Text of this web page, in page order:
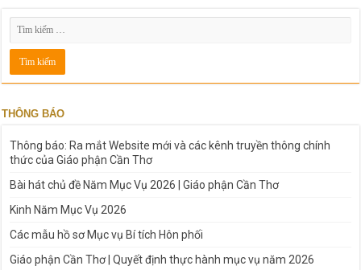
THÔNG BÁO
Thông báo: Ra mắt Website mới và các kênh truyền thông chính
thức của Giáo phận Cần Thơ
Bài hát chủ đề Năm Mục Vụ 2026 | Giáo phận Cần Thơ
Kinh Năm Mục Vụ 2026
Các mẫu hồ sơ Mục vụ Bí tích Hôn phối
Giáo phận Cần Thơ | Quyết định thực hành mục vụ năm 2026